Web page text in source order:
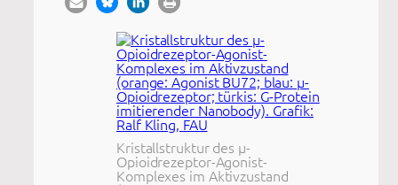
Kristallstruktur des μ-
Opioidrezeptor-Agonist-
Komplexes im Aktivzustand